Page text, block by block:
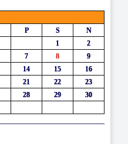
P S
N
1
2
7 8
9
14 15
16
21 22
23
28 29
30